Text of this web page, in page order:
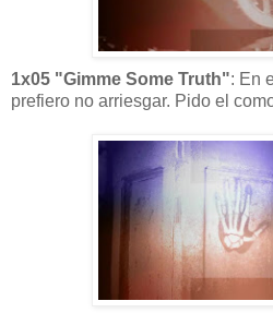
1x05 "Gimme Some Truth": En
prefiero no arriesgar. Pido el